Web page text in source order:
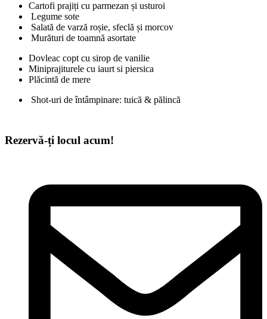
Cartofi prajiți cu parmezan și usturoi
Legume sote
Salată de varză roșie, sfeclă și morcov
Murături de toamnă asortate
Dovleac copt cu sirop de vanilie
Miniprajiturele cu iaurt si piersica
Plăcintă de mere
Shot-uri de întâmpinare: tuică & pălincă
Rezervă-ți locul acum!